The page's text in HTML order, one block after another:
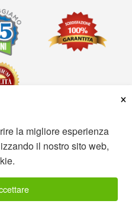
×
la migliore esperienza
il nostro sito web,
Tutela della privacy
Tutti i diritti riservati
a scopo cognitivo e non sono intese a
di cura per certe condizioni di salute.